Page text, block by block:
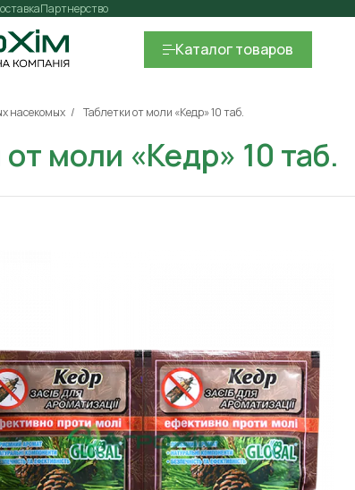
Партнерство
Каталогтоваров
насекомых Таблетки от моли «Кедр» 10 таб.
моли «Кедр» 10 таб.